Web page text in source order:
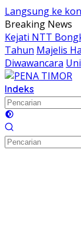
Langsung ke
Breaking News
Kejati NTT
Tahun Majelis
Diwawancara
Indeks